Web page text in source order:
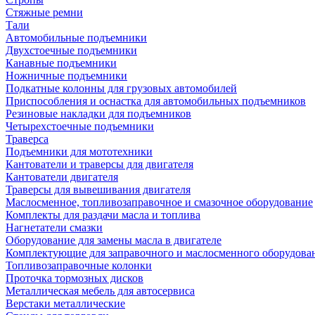
Стяжные ремни
Тали
Автомобильные подъемники
Двухстоечные подъемники
Канавные подъемники
Ножничные подъемники
Подкатные колонны для грузовых автомобилей
Приспособления и оснастка для автомобильных подъемников
Резиновые накладки для подъемников
Четырехстоечные подъемники
Траверса
Подъемники для мототехники
Кантователи и траверсы для двигателя
Кантователи двигателя
Траверсы для вывешивания двигателя
Маслосменное, топливозаправочное и смазочное оборудование
Комплекты для раздачи масла и топлива
Нагнетатели смазки
Оборудование для замены масла в двигателе
Комплектующие для заправочного и маслосменного
Топливозаправочные колонки
Проточка тормозных дисков
Металлическая мебель для автосервиса
Верстаки металлические